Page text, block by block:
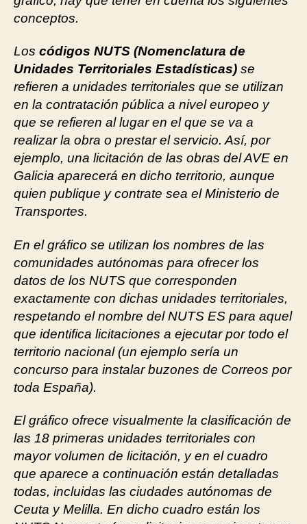
conceptos.
Los códigos NUTS (Nomenclatura de
Unidades Territoriales Estadísticas) se
refieren a unidades territoriales que se utilizan
en la contratación pública a nivel europeo y
que se refieren al lugar en el que se va a
realizar la obra o prestar el servicio. Así, por
ejemplo, una licitación de las obras del AVE en
Galicia aparecerá en dicho territorio, aunque
quien publique y contrate sea el Ministerio de
Transportes.
En el gráfico se utilizan los nombres de las
comunidades autónomas para ofrecer los
datos de los NUTS que corresponden
exactamente con dichas unidades territoriales,
respetando el nombre del NUTS ES para aquel
que identifica licitaciones a ejecutar por todo el
territorio nacional (un ejemplo sería un
concurso para instalar buzones de Correos por
toda España).
El gráfico ofrece visualmente la clasificación de
las 18 primeras unidades territoriales con
mayor volumen de licitación, y en el cuadro
que aparece a continuación están detalladas
todas, incluidas las ciudades autónomas de
Ceuta y Melilla. En dicho cuadro están los